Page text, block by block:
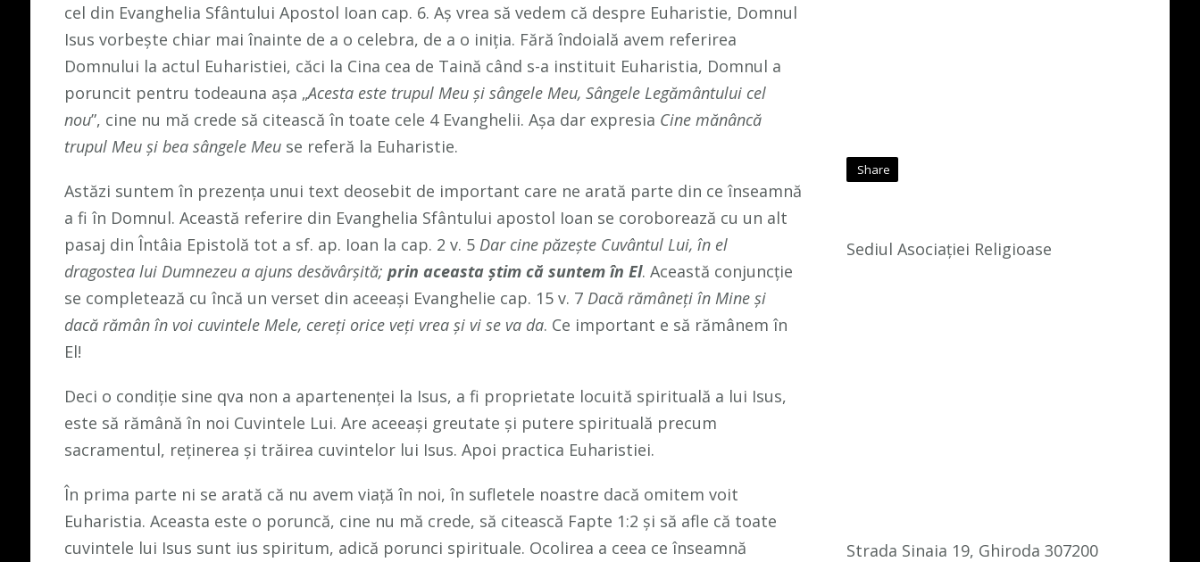
cel din Evanghelia Sfântului Apostol Ioan cap. 6. Aș vrea să vedem că despre Euharistie, Domnul
Isus vorbește chiar mai înainte de a o celebra, de a o iniția. Fără îndoială avem referirea
Domnului la actul Euharistiei, căci la Cina cea de Taină când s-a instituit Euharistia, Domnul a
poruncit pentru todeauna așa „Acesta este trupul Meu și sângele Meu, Sângele Legământului cel
nou”, cine nu mă crede să citească în toate cele 4 Evanghelii. Așa dar expresia Cine mănâncă
trupul Meu şi bea sângele Meu se referă la Euharistie.
Astăzi suntem în prezența unui text deosebit de important care ne arată parte din ce înseamnă
a fi în Domnul. Această referire din Evanghelia Sfântului apostol Ioan se coroborează cu un alt
pasaj din Întâia Epistolă tot a sf. ap. Ioan la cap. 2 v. 5 Dar cine păzeşte Cuvântul Lui, în el
dragostea lui Dumnezeu a ajuns desăvârşită; prin aceasta ştim că suntem în El. Această conjuncție
se completează cu încă un verset din aceeași Evanghelie cap. 15 v. 7 Dacă rămâneţi în Mine şi
dacă rămân în voi cuvintele Mele, cereţi orice veţi vrea şi vi se va da. Ce important e să rămânem în
El!
Deci o condiție sine qva non a apartenenței la Isus, a fi proprietate locuită spirituală a lui Isus,
este să rămână în noi Cuvintele Lui. Are aceeași greutate și putere spirituală precum
sacramentul, reținerea și trăirea cuvintelor lui Isus. Apoi practica Euharistiei.
În prima parte ni se arată că nu avem viață în noi, în sufletele noastre dacă omitem voit
Euharistia. Aceasta este o poruncă, cine nu mă crede, să citească Fapte 1:2 și să afle că toate
cuvintele lui Isus sunt ius spiritum, adică porunci spirituale. Ocolirea a ceea ce înseamnă
Share
Sediul Asociației Religioase
Strada Sinaia 19, Ghiroda 307200